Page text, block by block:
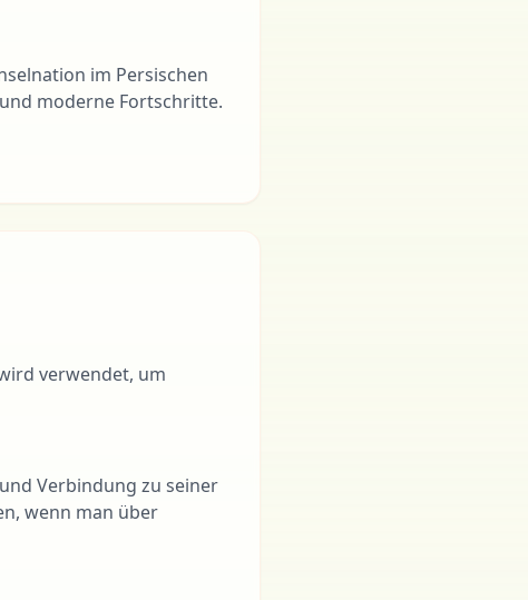
im Persischen
moderne Fortschritte.
verwendet, um
Verbindung zu seiner
wenn man über